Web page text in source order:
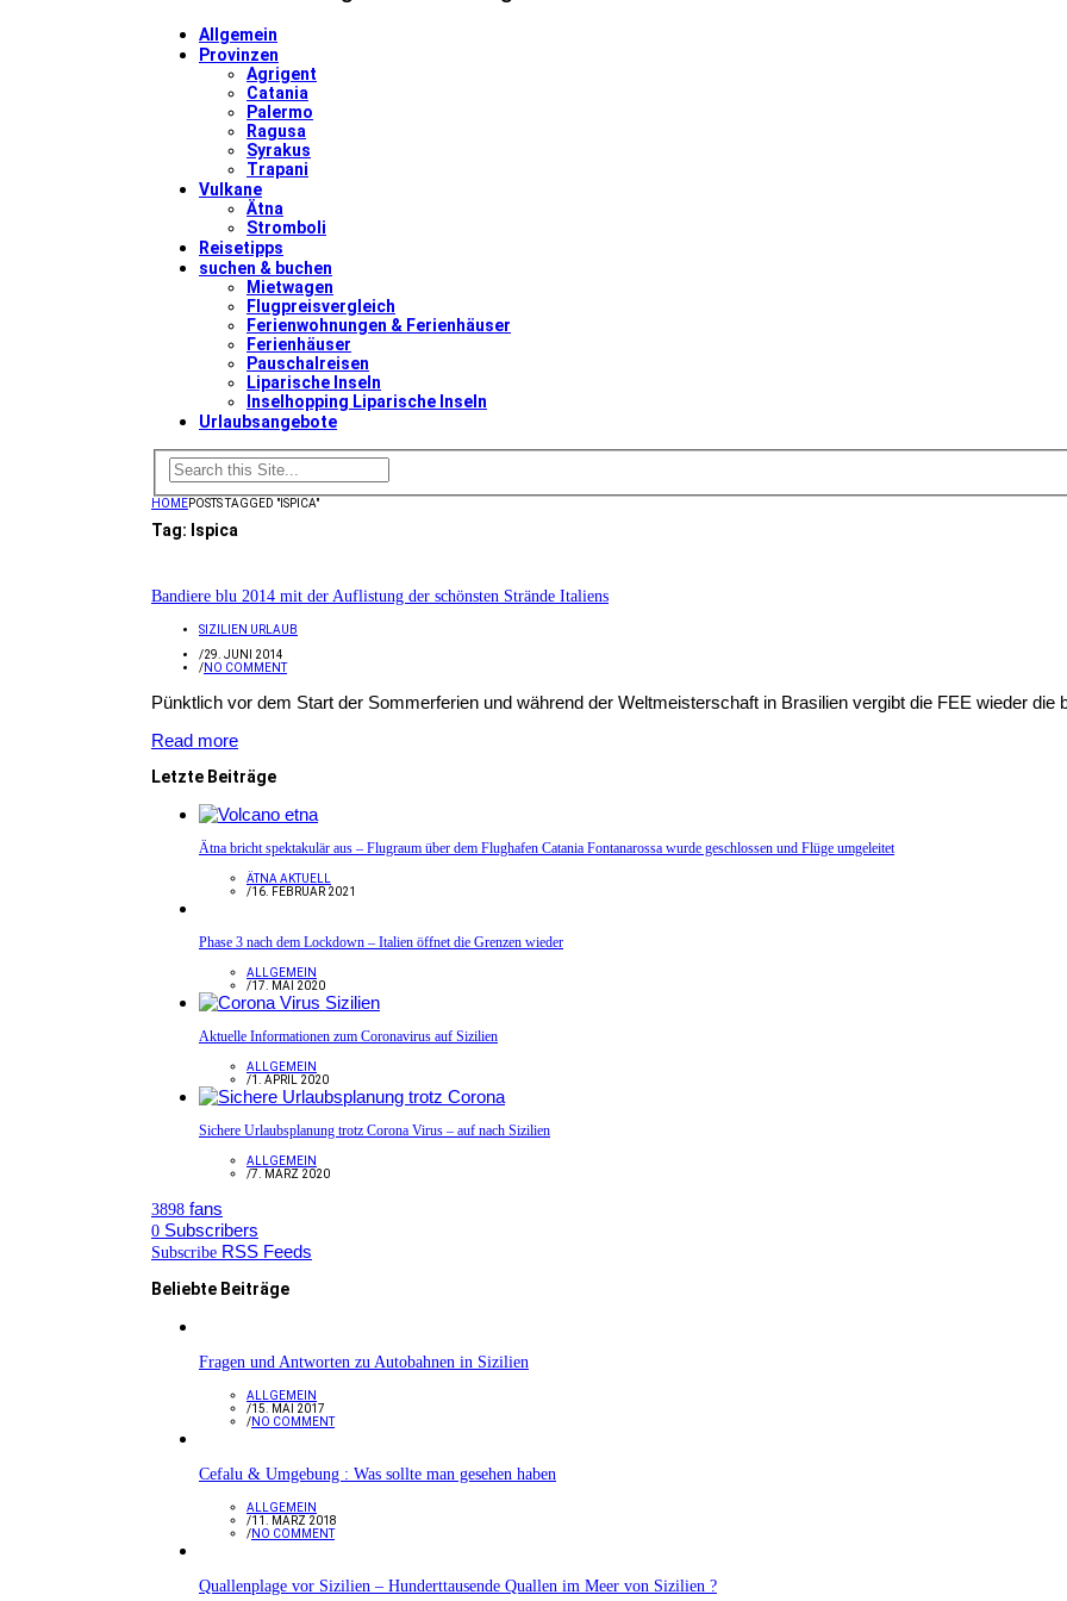
Allgemein
Provinzen
Agrigent
Catania
Palermo
Ragusa
Syrakus
Trapani
Vulkane
Ätna
Stromboli
Reisetipps
suchen & buchen
Mietwagen
Flugpreisvergleich
Ferienwohnungen & Ferienhäuser
Ferienhäuser
Pauschalreisen
Liparische Inseln
Inselhopping Liparische Inseln
Urlaubsangebote
HOMEPOSTS TAGGED "ISPICA"
Tag: Ispica
Bandiere blu 2014 mit der Auflistung der schönsten Strände Italiens
SIZILIEN URLAUB
/29. JUNI 2014
/NO COMMENT
Pünktlich vor dem Start der Sommerferien und während der Weltmeisterschaft in Brasilien vergibt die FEE wieder die
Read more
Letzte Beiträge
Ätna bricht spektakulär aus – Flugraum über dem Flughafen Catania Fontanarossa wurde geschlossen und Flüge umgeleitet
ÄTNA AKTUELL
/16. FEBRUAR 2021
Phase 3 nach dem Lockdown – Italien öffnet die Grenzen wieder
ALLGEMEIN
/17. MAI 2020
Aktuelle Informationen zum Coronavirus auf Sizilien
ALLGEMEIN
/1. APRIL 2020
Sichere Urlaubsplanung trotz Corona Virus – auf nach Sizilien
ALLGEMEIN
/7. MÄRZ 2020
3898 fans
0 Subscribers
Subscribe RSS Feeds
Beliebte Beiträge
Fragen und Antworten zu Autobahnen in Sizilien
ALLGEMEIN
/15. MAI 2017
/NO COMMENT
Cefalu & Umgebung : Was sollte man gesehen haben
ALLGEMEIN
/11. MÄRZ 2018
/NO COMMENT
Quallenplage vor Sizilien – Hunderttausende Quallen im Meer von Sizilien ?